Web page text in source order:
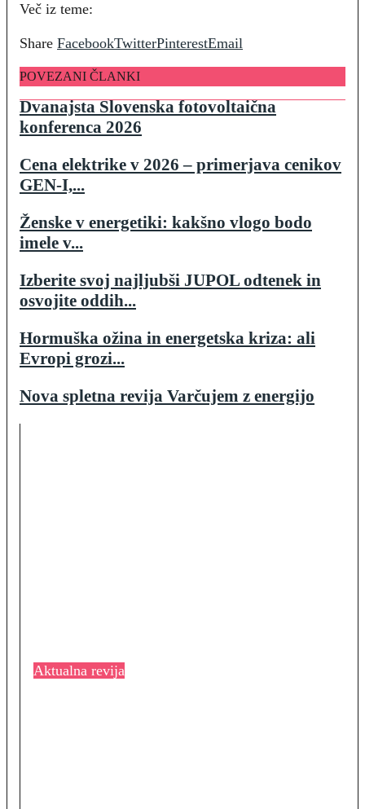
Več iz teme:
Share FacebookTwitterPinterestEmail
POVEZANI ČLANKI
Dvanajsta Slovenska fotovoltaična
konferenca 2026
Cena elektrike v 2026 – primerjava cenikov
GEN-I,...
Ženske v energetiki: kakšno vlogo bodo
imele v...
Izberite svoj najljubši JUPOL odtenek in
osvojite oddih...
Hormuška ožina in energetska kriza: ali
Evropi grozi...
Nova spletna revija Varčujem z energijo
Aktualna revija